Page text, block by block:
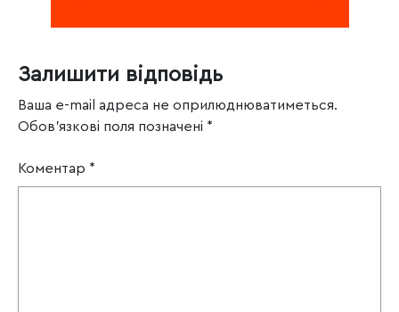
Залишити відповідь
Ваша e-mail адреса не оприлюднюватиметься.
Обов’язкові поля позначені *
Коментар *